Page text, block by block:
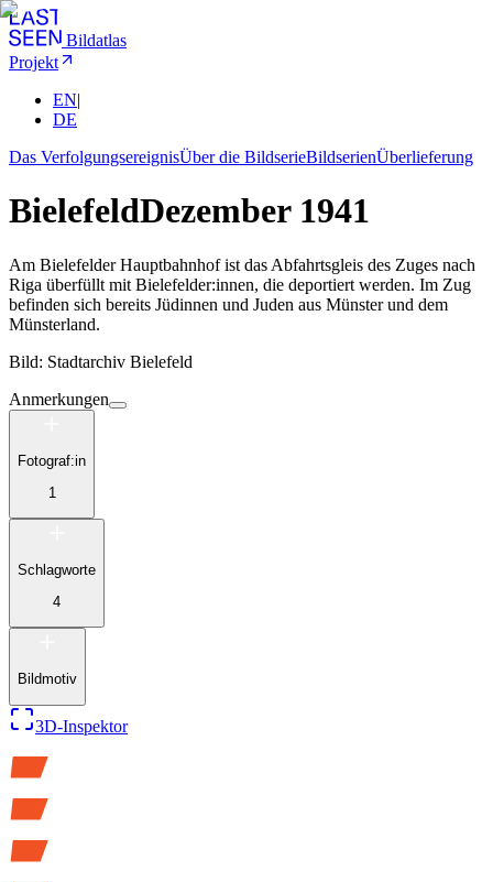
Bildatlas
Projekt
EN|
DE
Das VerfolgungsereignisÜber die BildserieBildserienÜberlieferung
BielefeldDezember 1941
Am Bielefelder Hauptbahnhof ist das Abfahrtsgleis des Zuges nach
Riga überfüllt mit Bielefelder:innen, die deportiert werden. Im Zug
befinden sich bereits Jüdinnen und Juden aus Münster und dem
Münsterland.
Bild: Stadtarchiv Bielefeld
Anmerkungen
Fotograf:in
1
Schlagworte
4
Bildmotiv
3D-Inspektor